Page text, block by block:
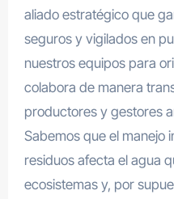
aliado estratégico que
seguros y vigilados en
nuestros equipos para
colabora de manera
productores y gestores
Sabemos que el manejo
residuos afecta el agua
ecosistemas y, por